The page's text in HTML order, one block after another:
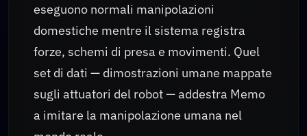
eseguono normali manipolazioni
domestiche mentre il sistema registra
forze, schemi di presa e movimenti. Quel
set di dati — dimostrazioni umane mappate
sugli attuatori del robot — addestra Memo
a imitare la manipolazione umana nel